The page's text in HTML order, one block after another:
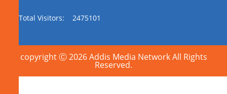
Total Visitors: 2475101
copyright Ⓒ 2026 Addis Media Network All Rights
Reserved.